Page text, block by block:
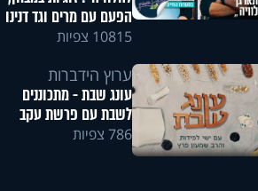
הפעם עם מרים וגד דנינו
10815 צפיות
ערוץ הידברות
עונג שבת - מתכוננים
לשבת עם פרשת עקב
786 צפיות